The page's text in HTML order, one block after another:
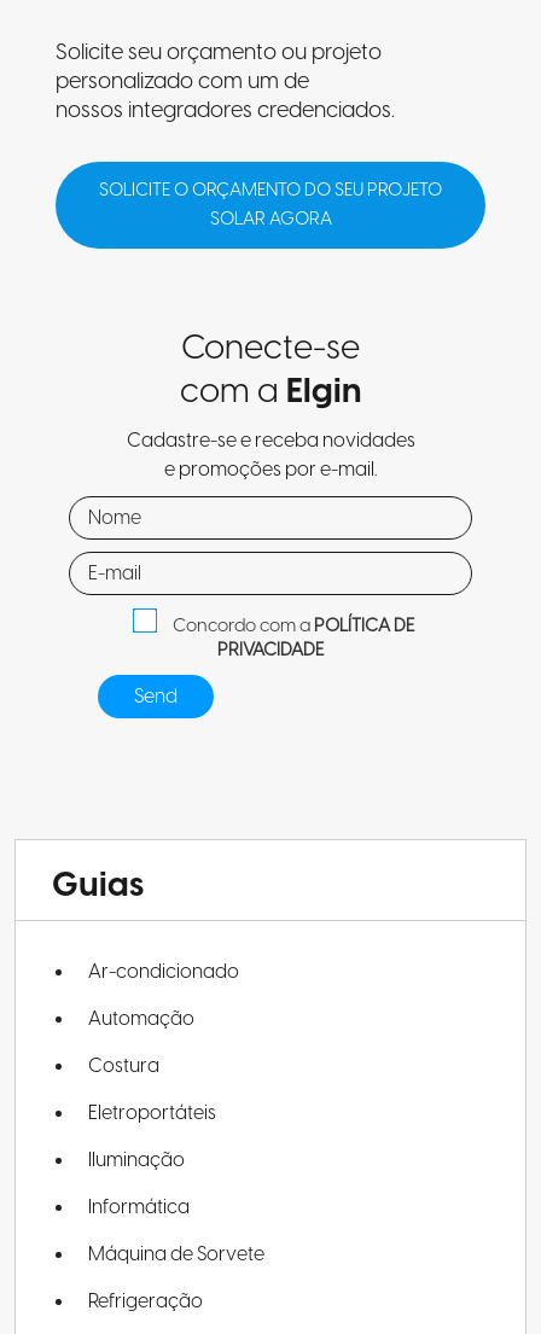
Solicite seu orçamento ou projeto
personalizado com um de
nossos integradores credenciados.
SOLICITE O ORÇAMENTO DO SEU PROJETO
SOLAR AGORA
Conecte-se
com a Elgin
Cadastre-se e receba novidades
e promoções por e-mail.
Concordo com aPOLÍTICA DE
PRIVACIDADE
Guias
Ar-condicionado
Automação
Costura
Eletroportáteis
Iluminação
Informática
Máquina de Sorvete
Refrigeração